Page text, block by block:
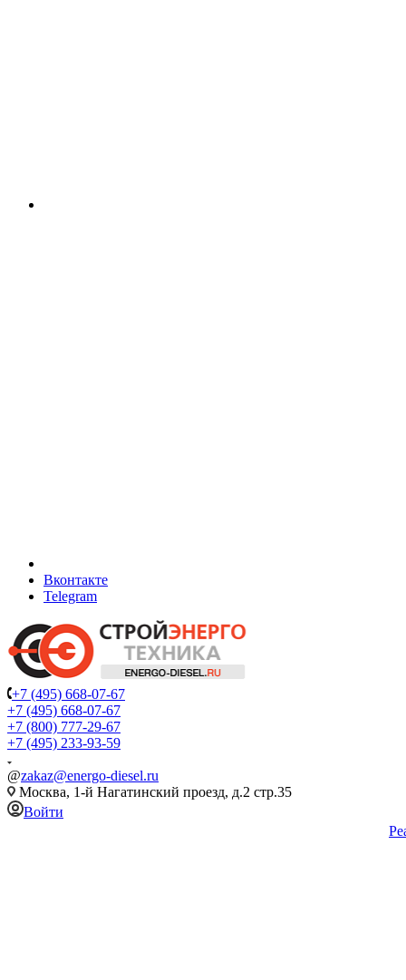
Вконтакте
Telegram
+7 (495) 668-07-67
+7 (495) 668-07-67
+7 (800) 777-29-67
+7 (495) 233-93-59
@zakaz@energo-diesel.ru
Москва, 1-й Нагатинский проезд, д.2 стр.35
Войти